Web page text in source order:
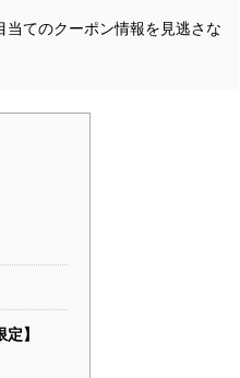
てのクーポン情報を見逃さな
】